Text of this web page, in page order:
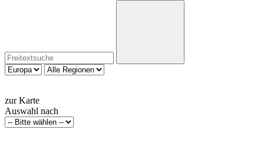
zur Karte
Auswahl nach